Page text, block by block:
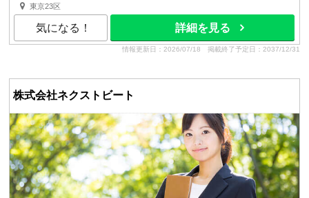
賞与：年2回（決算賞与） 昇給：年2回（6月・12月） ■...
東京23区
気になる！ 詳細を見る
情報更新日：2026/07/18 掲載終了予定日：2037/12/31
株式会社ネクストビート